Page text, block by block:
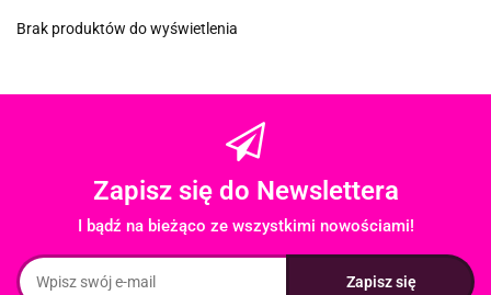
Brak produktów do wyświetlenia
Zapisz się do Newslettera
I bądź na bieżąco ze wszystkimi nowościami!